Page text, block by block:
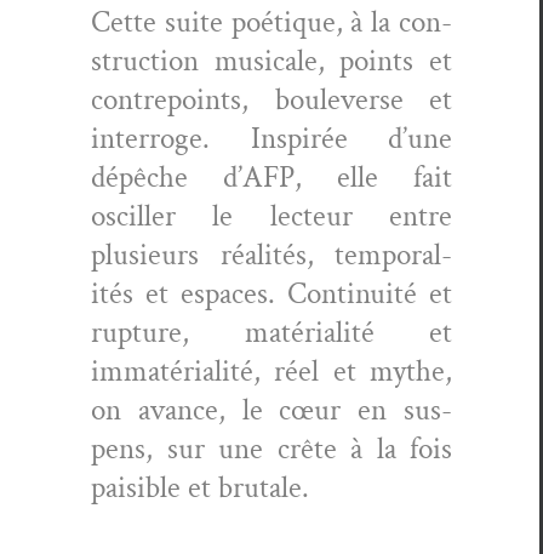
Cette suite poé­tique, à la con­
struc­tion musi­cale, points et
con­tre­points, boule­verse et
inter­roge. Inspirée d’une
dépêche d’AFP, elle fait
osciller le lecteur entre
plusieurs réal­ités, tem­po­ral­
ités et espaces. Con­ti­nu­ité et
rup­ture, matéri­al­ité et
immatéri­al­ité, réel et mythe,
on avance, le cœur en sus­
pens, sur une crête à la fois
pais­i­ble et brutale.